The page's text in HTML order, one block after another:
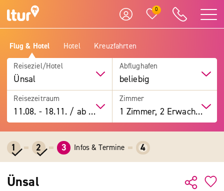
0
Flug & Hotel Hotel Kreuzfahrten
Reiseziel/Hotel
Ünsal
Abflughafen
beliebig
Reisezeitraum
11.08. -18.11. / ab 7 Tage
Zimmer
1 Zimmer, 2 Erwachsene
1 2 3 Infos & Termine 4
Ünsal